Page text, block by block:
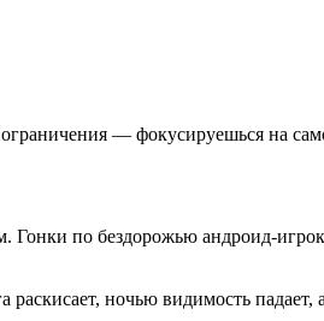
— фокусируешься на
Гонки по бездорожью андроид-
ночью видимость